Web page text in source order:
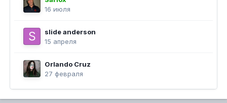
16 июля
slide anderson
15 апреля
Orlando Cruz
27 февраля